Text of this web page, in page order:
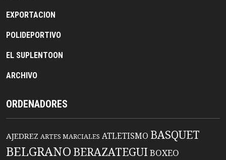
EXPORTACION
POLIDEPORTIVO
EL SUPLENTOON
ARCHIVO
ORDENADORES
AJEDREZ ARTES MARCIALES ATLETISMO BASQUET
BELGRANO BERAZATEGUIBOXEO